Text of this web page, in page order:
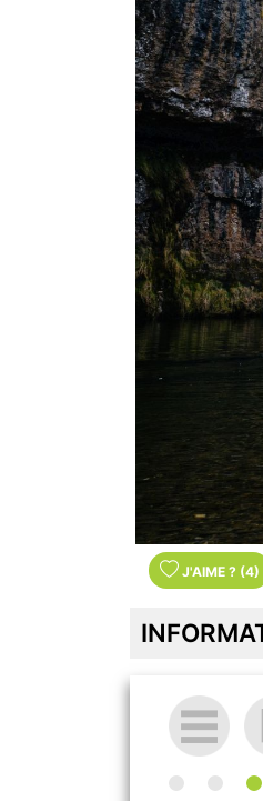
J'AIME ? (4)